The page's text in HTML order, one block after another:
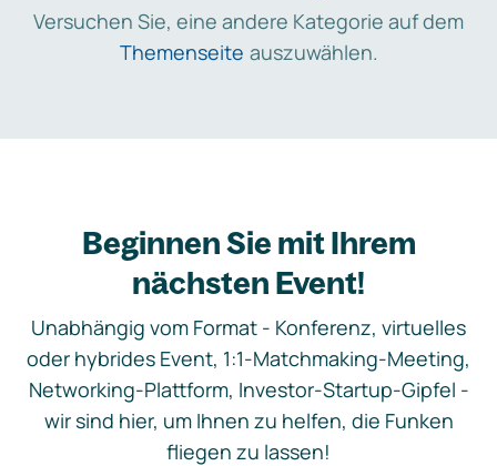
Versuchen Sie, eine andere Kategorie auf dem
Themenseite auszuwählen.
Beginnen Sie mit Ihrem
nächsten Event!
Unabhängig vom Format - Konferenz, virtuelles
oder hybrides Event, 1:1-Matchmaking-Meeting,
Networking-Plattform, Investor-Startup-Gipfel -
wir sind hier, um Ihnen zu helfen, die Funken
fliegen zu lassen!